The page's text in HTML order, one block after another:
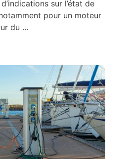
sur l’état de
pour un moteur
du …